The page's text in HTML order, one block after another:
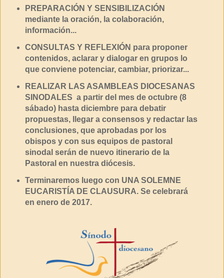
PREPARACIÓN Y SENSIBILIZACIÓN
mediante la oración, la colaboración,
información...
CONSULTAS Y REFLEXIÓN para proponer
contenidos, aclarar y dialogar en grupos lo
que conviene potenciar, cambiar, priorizar...
REALIZAR LAS ASAMBLEAS DIOCESANAS
SINODALES a partir del mes de octubre (8
sábado) hasta diciembre para debatir
propuestas, llegar a consensos y redactar las
conclusiones, que aprobadas por los
obispos y con sus equipos de pastoral
sinodal serán de nuevo itinerario de la
Pastoral en nuestra diócesis.
Terminaremos luego con UNA SOLEMNE
EUCARISTÍA DE CLAUSURA. Se celebrará
en enero de 2017.